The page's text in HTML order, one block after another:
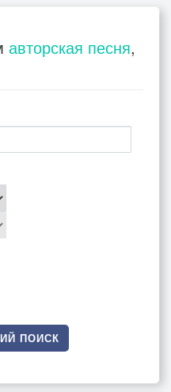
авторская песня,
ПОИСК